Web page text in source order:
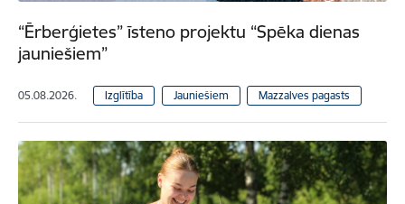
“Ērberģietes” īsteno projektu “Spēka dienas
jauniešiem”
05.08.2026. Izglītība Jauniešiem Mazzalves pagasts